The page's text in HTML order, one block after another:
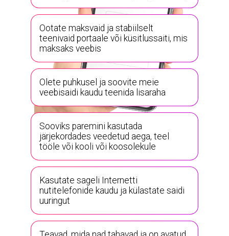
Ootate maksvaid ja stabiilselt
teenivaid portaale või küsitlussaiti, mis
maksaks veebis
Olete puhkusel ja soovite meie
veebisaidi kaudu teenida lisaraha
Sooviks paremini kasutada
järjekordades veedetud aega, teel
tööle või kooli või koosolekule
Kasutate sageli Internetti
nutitelefonide kaudu ja külastate saidi
uuringut